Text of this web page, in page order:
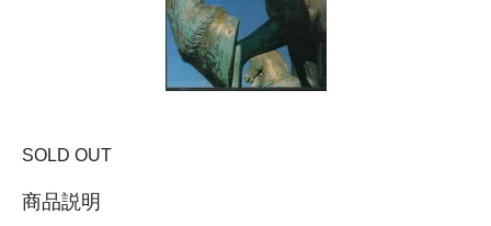
SOLD OUT
商品説明